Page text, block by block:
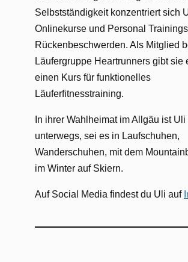
Selbstständigkeit konzentriert sich
Onlinekurse und Personal
Rückenbeschwerden. Als Mitglied
Läufergruppe Heartrunners gibt sie
einen Kurs für funktionelles
Läuferfitnesstraining.
In ihrer Wahlheimat im Allgäu ist
unterwegs, sei es in Laufschuhen,
Wanderschuhen, mit dem
im Winter auf Skiern.
Auf Social Media findest du Uli auf